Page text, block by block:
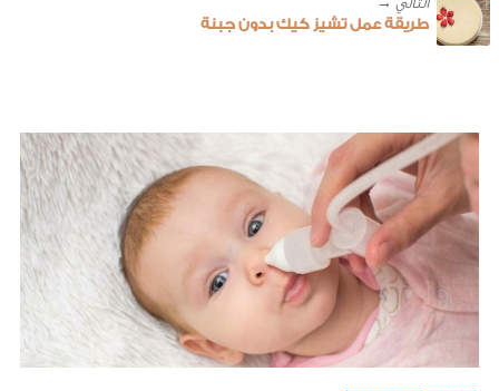
طريقة عمل تشيز كيك بدون جبنة